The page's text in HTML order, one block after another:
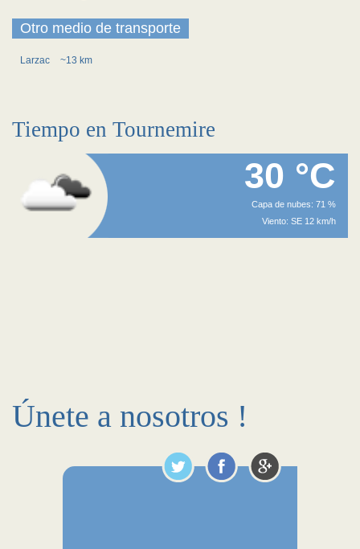
Otro medio de transporte
Larzac ~13 km
Tiempo en Tournemire
30 °C
Capa de nubes: 71 %
Viento: SE 12 km/h
Únete a nosotros !